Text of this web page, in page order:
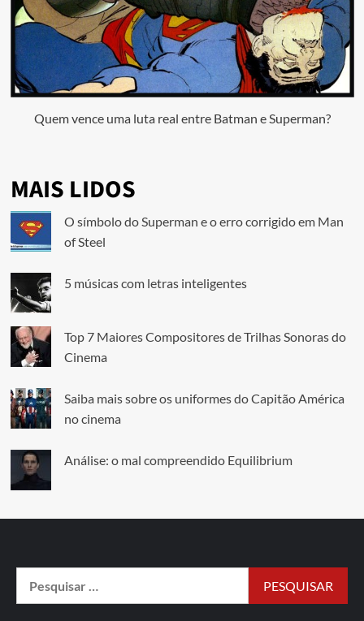
Quem vence uma luta real entre Batman e Superman?
MAIS LIDOS
O símbolo do Superman e o erro corrigido em Man
of Steel
5 músicas com letras inteligentes
Top 7 Maiores Compositores de Trilhas Sonoras do
Cinema
Saiba mais sobre os uniformes do Capitão América
no cinema
Análise: o mal compreendido Equilibrium